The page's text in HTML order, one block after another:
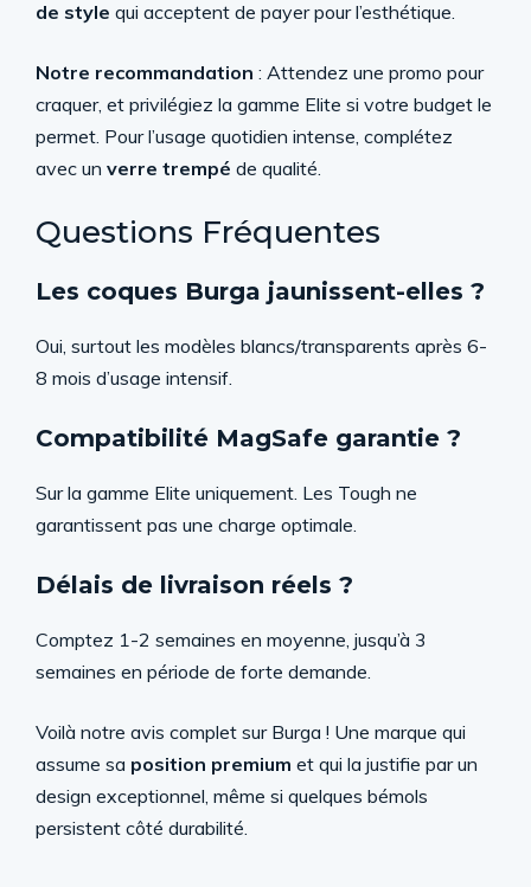
de style qui acceptent de payer pour l’esthétique.
Notre recommandation : Attendez une promo pour
craquer, et privilégiez la gamme Elite si votre budget le
permet. Pour l’usage quotidien intense, complétez
avec un verre trempé de qualité.
Questions Fréquentes
Les coques Burga jaunissent-elles ?
Oui, surtout les modèles blancs/transparents après 6-
8 mois d’usage intensif.
Compatibilité MagSafe garantie ?
Sur la gamme Elite uniquement. Les Tough ne
garantissent pas une charge optimale.
Délais de livraison réels ?
Comptez 1-2 semaines en moyenne, jusqu’à 3
semaines en période de forte demande.
Voilà notre avis complet sur Burga ! Une marque qui
assume sa position premium et qui la justifie par un
design exceptionnel, même si quelques bémols
persistent côté durabilité.